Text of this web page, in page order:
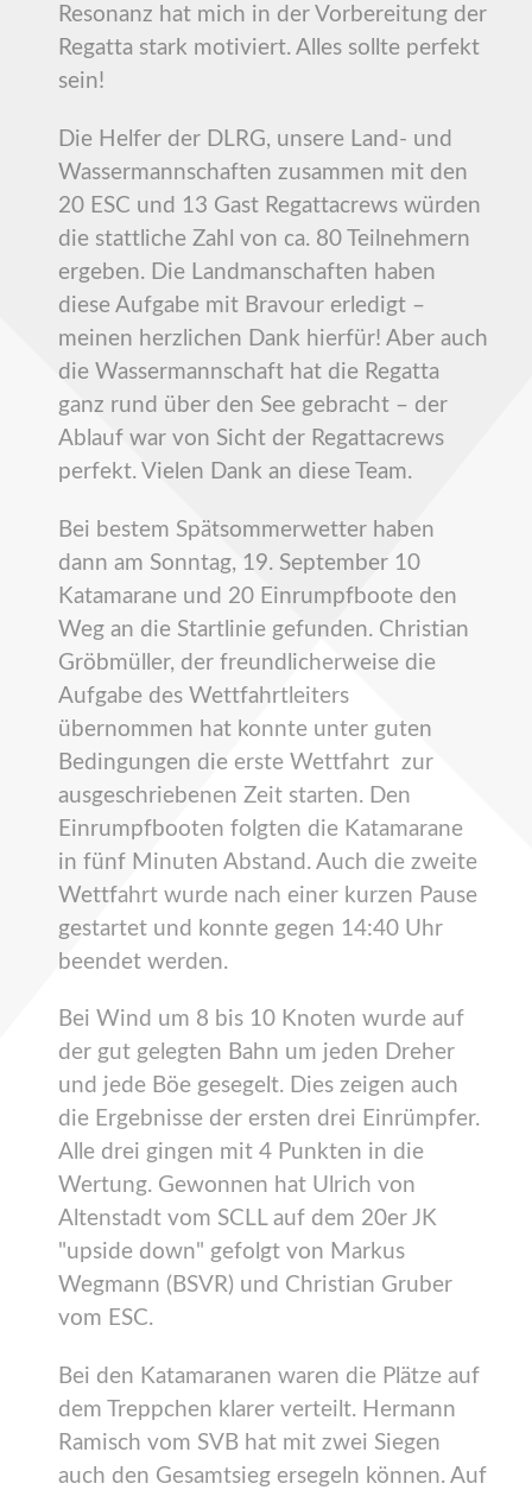
Resonanz hat mich in der Vorbereitung der
Regatta stark motiviert. Alles sollte perfekt
sein!
Die Helfer der DLRG, unsere Land- und
Wassermannschaften zusammen mit den
20 ESC und 13 Gast Regattacrews würden
die stattliche Zahl von ca. 80 Teilnehmern
ergeben. Die Landmanschaften haben
diese Aufgabe mit Bravour erledigt –
meinen herzlichen Dank hierfür! Aber auch
die Wassermannschaft hat die Regatta
ganz rund über den See gebracht – der
Ablauf war von Sicht der Regattacrews
perfekt. Vielen Dank an diese Team.
Bei bestem Spätsommerwetter haben
dann am Sonntag, 19. September 10
Katamarane und 20 Einrumpfboote den
Weg an die Startlinie gefunden. Christian
Gröbmüller, der freundlicherweise die
Aufgabe des Wettfahrtleiters
übernommen hat konnte unter guten
Bedingungen die erste Wettfahrt zur
ausgeschriebenen Zeit starten. Den
Einrumpfbooten folgten die Katamarane
in fünf Minuten Abstand. Auch die zweite
Wettfahrt wurde nach einer kurzen Pause
gestartet und konnte gegen 14:40 Uhr
beendet werden.
Bei Wind um 8 bis 10 Knoten wurde auf
der gut gelegten Bahn um jeden Dreher
und jede Böe gesegelt. Dies zeigen auch
die Ergebnisse der ersten drei Einrümpfer.
Alle drei gingen mit 4 Punkten in die
Wertung. Gewonnen hat Ulrich von
Altenstadt vom SCLL auf dem 20er JK
"upside down" gefolgt von Markus
Wegmann (BSVR) und Christian Gruber
vom ESC.
Bei den Katamaranen waren die Plätze auf
dem Treppchen klarer verteilt. Hermann
Ramisch vom SVB hat mit zwei Siegen
auch den Gesamtsieg ersegeln können. Auf